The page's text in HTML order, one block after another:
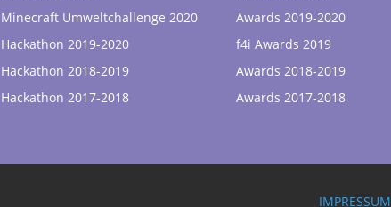
Minecraft Umweltchallenge 2020
Hackathon 2019-2020
Hackathon 2018-2019
Hackathon 2017-2018
Awards 2019-2020
f4i Awards 2019
Awards 2018-2019
Awards 2017-2018
IMPRESSUM